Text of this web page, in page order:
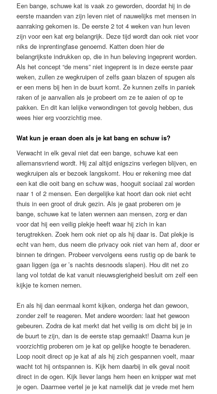
Een bange, schuwe kat is vaak zo geworden, doordat hij in de
eerste maanden van zijn leven niet of nauwelijks met mensen in
aanraking gekomen is. De eerste 2 tot 4 weken van hun leven
zijn voor een kat erg belangrijk. Deze tijd wordt dan ook niet voor
niks de inprentingfase genoemd. Katten doen hier de
belangrijkste indrukken op, die in hun beleving ingeprent worden.
Als het concept “de mens” niet ingeprent is in deze eerste paar
weken, zullen ze wegkruipen of zelfs gaan blazen of spugen als
er een mens bij hen in de buurt komt. Ze kunnen zelfs in paniek
raken of je aanvallen als je probeert om ze te aaien of op te
pakken. En dit kan lelijke verwondingen tot gevolg hebben, dus
wees hier erg voorzichtig mee.
Wat kun je eraan doen als je kat bang en schuw is?
Verwacht in elk geval niet dat een bange, schuwe kat een
allemansvriend wordt. Hij zal altijd enigszins verlegen blijven, en
wegkruipen als er bezoek langskomt. Hou er rekening mee dat
een kat die ooit bang en schuw was, hooguit sociaal zal worden
naar 1 of 2 mensen. Een dergelijke kat hoort dan ook niet echt
thuis in een groot of druk gezin. Als je gaat proberen om je
bange, schuwe kat te laten wennen aan mensen, zorg er dan
voor dat hij een veilig plekje heeft waar hij zich in kan
terugtrekken. Zoek hem ook niet op als hij daar is. Dat plekje is
echt van hem, dus neem die privacy ook niet van hem af, door er
binnen te dringen. Probeer vervolgens eens rustig op de bank te
gaan liggen (ga er ’s nachts desnoods slapen). Hou dit net zo
lang vol totdat de kat vanuit nieuwsgierigheid besluit om zelf een
kijkje te komen nemen.
En als hij dan eenmaal komt kijken, onderga het dan gewoon,
zonder zelf te reageren. Met andere woorden: laat het gewoon
gebeuren. Zodra de kat merkt dat het veilig is om dicht bij je in
de buurt te zijn, dan is de eerste stap gemaakt! Daarna kun je
voorzichtig proberen om je kat op gelijke hoogte te benaderen.
Loop nooit direct op je kat af als hij zich gespannen voelt, maar
wacht tot hij ontspannen is. Kijk hem daarbij in elk geval nooit
direct in de ogen. Kijk liever langs hem heen en knipper wat met
je ogen. Daarmee vertel je je kat namelijk dat je vrede met hem